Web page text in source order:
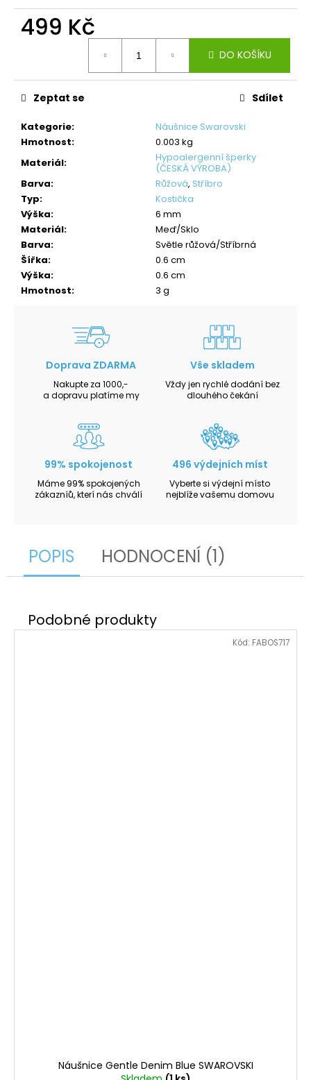
499 Kč
DO KOŠÍKU
Kategorie:
Náušnice Swarovski
Hmotnost:
0.003 kg
Materiál:
Hypoalergenní šperky
(ČESKÁ VÝROBA)
Barva: Růžová, Stříbro
Typ:
Kostička
Výška:
6 mm
Materiál:
Meď/Sklo
Barva:
Světle růžová/Stříbrná
Šířka:
0.6 cm
Výška:
0.6 cm
Hmotnost: 3 g
Zeptat se Sdílet
Doprava ZDARMA
Nakupte za 1000,-
a dopravu platíme my
Vše skladem
Vždy jen rychlé dodání bez
dlouhého čekání
99% spokojenost
Máme 99% spokojených
zákazníů, kterí nás chválí
496 výdejních míst
Vyberte si výdejní místo
nejblíže vašemu domovu
POPIS HODNOCENÍ (1)
Náušnice Gentle Denim Blue SWAROVSKI
Kód: FABOS717
SWAROVSKI
257